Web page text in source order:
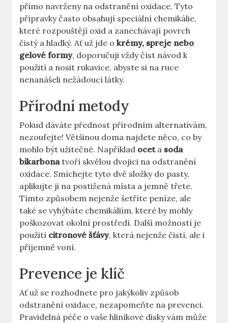
přímo navrženy na odstranění oxidace. Tyto
přípravky často obsahují speciální chemikálie,
které rozpouštějí oxid a zanechávají povrch
čistý a hladký. Ať už jde okrémy, spreje nebo
gelové formy, doporučuji vždy číst návod k
použití a nosit rukavice, abyste si na ruce
nenanášeli nežádoucí látky.
Přírodní metody
Pokud dáváte přednost přírodním alternativám,
nezoufejte! Většinou doma najdete něco, co by
mohlo být užitečné. Například oceta soda
bikarbonatvoří skvělou dvojici na odstranění
oxidace. Smíchejte tyto dvě složky do pasty,
aplikujte ji na postižená místa a jemně třete.
Tímto způsobem nejenže šetříte peníze, ale
také se vyhýbáte chemikáliím, které by mohly
poškozovat okolní prostředí. Další možností je
použití citronové šťávy, která nejenže čistí, ale i
příjemně voní.
Prevence je klíč
Ať už se rozhodnete pro jakýkoliv způsob
odstranění oxidace, nezapomeňte na prevenci.
Pravidelná péče o vaše hliníkové disky vám může